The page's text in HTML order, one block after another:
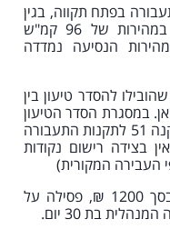
בפתח תקווה, בגין
עבירת מהירות לפיו נסעה הנהגת במהירות של 96 קמ"ש
מהירות הנסיעה נמדדה
להסדר טיעון בין
במסגרת הסדר הטיעון
כתב האישום תוקן לעבירה בניגוד לתקנה 51 לתקנות התעבורה
בצידה רישום נקודות
לעונש נגזרו על הנהגת קנס כספי בסך 1200 ₪, פסילה על
בת 30 יום.